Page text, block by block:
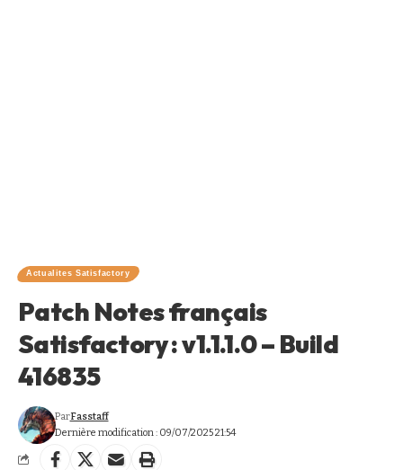
Actualites Satisfactory
Patch Notes français
Satisfactory : v1.1.1.0 – Build
416835
Dernière modification : 09/07/2025 21:54
ParFasstaff